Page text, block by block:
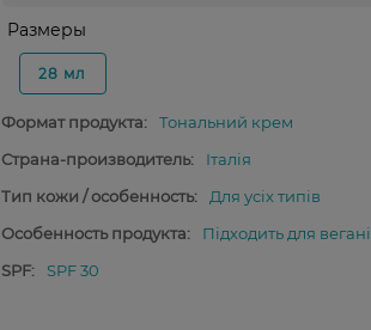
Размеры
28 мл
Формат продукта:
Тональний крем
Страна-производитель:
Італія
Тип кожи / особенность:
Для усіх типів
Особенность продукта:
Підходить для
SPF:
SPF 30